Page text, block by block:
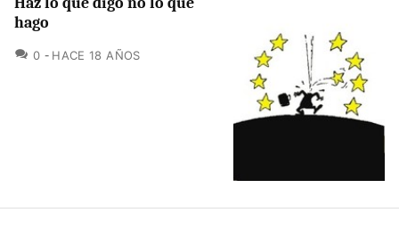
hago
0 COMENTARIOS
HACE 18 AÑOS